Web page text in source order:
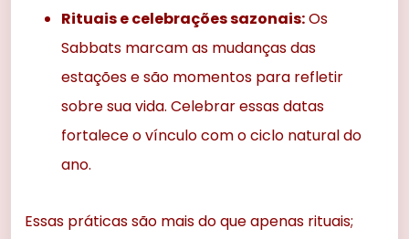
Rituais e celebrações sazonais:Os
Sabbats marcam as mudanças das
estações e são momentos para refletir
sobre sua vida. Celebrar essas datas
fortalece o vínculo com o ciclo natural do
ano.
Essas práticas são mais do que apenas rituais;